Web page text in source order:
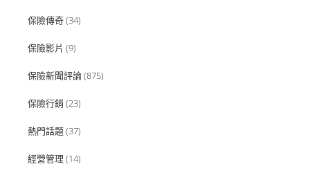
保險傳奇(34)
保險影片 (9)
保險新聞評論(875)
保險行銷 (23)
熱門話題(37)
經營管理 (14)